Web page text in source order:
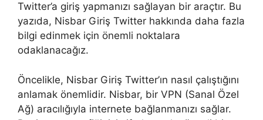
Twitter’a giriş yapmanızı sağlayan bir araçtır. Bu
yazıda, Nisbar Giriş Twitter hakkında daha fazla
bilgi edinmek için önemli noktalara
odaklanacağız.
Öncelikle, Nisbar Giriş Twitter’ın nasıl çalıştığını
anlamak önemlidir. Nisbar, bir VPN (Sanal Özel
Ağ) aracılığıyla internete bağlanmanızı sağlar.